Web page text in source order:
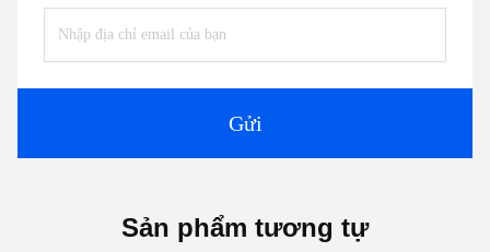
Gửi
Sản phẩm tương tự